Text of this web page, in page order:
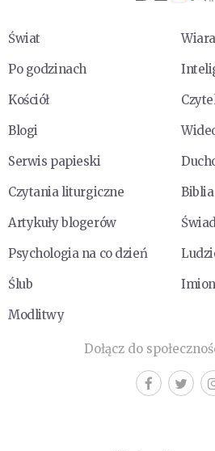
Świat
Wiara
Po godzinach
Kościół
Blogi
Serwis papieski
Czytania liturgiczne
Biblia
Artykuły blogerów
Psychologia na co dzień
Ślub
Modlitwy
Dołącz do